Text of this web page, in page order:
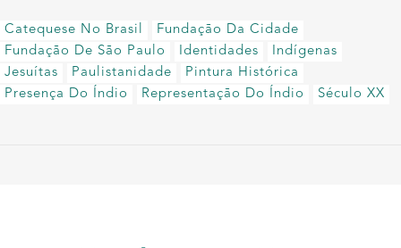
Catequese No Brasil
Fundação Da Cidade
Fundação De São Paulo
Identidades
Indígenas
Jesuítas
Paulistanidade
Pintura Histórica
Presença Do Índio
Representação Do Índio Século XX